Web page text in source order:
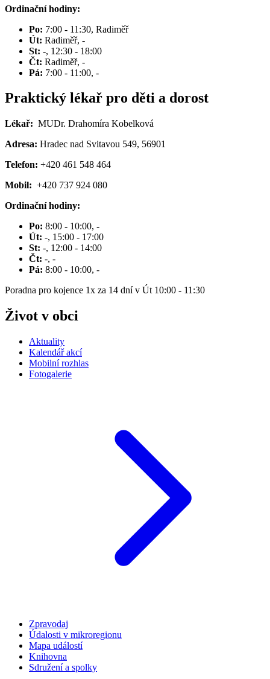
Ordinační hodiny:
Po: 7:00 - 11:30, Radiměř
Út: Radiměř, -
St: -, 12:30 - 18:00
Čt: Radiměř, -
Pá: 7:00 - 11:00, -
Praktický lékař pro děti a dorost
Lékař: MUDr. Drahomíra Kobelková
Adresa: Hradec nad Svitavou 549, 56901
Telefon: +420 461 548 464
Mobil: +420 737 924 080
Ordinační hodiny:
Po: 8:00 - 10:00, -
Út: -, 15:00 - 17:00
St: -, 12:00 - 14:00
Čt: -, -
Pá: 8:00 - 10:00, -
Poradna pro kojence 1x za 14 dní v Út 10:00 - 11:30
Život v obci
Aktuality
Kalendář akcí
Mobilní rozhlas
Fotogalerie
Zpravodaj
Údalosti v mikroregionu
Mapa událostí
Knihovna
Sdružení a spolky